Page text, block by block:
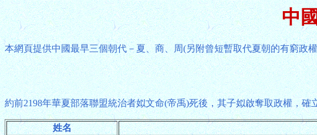
中
本網頁提供中國最早三個朝代－夏、商、周(另附曾短暫取代夏朝的有窮政
約前2198年華夏部落聯盟統治者姒文命(帝禹)死後，其子姒啟奪取政權，
姓名